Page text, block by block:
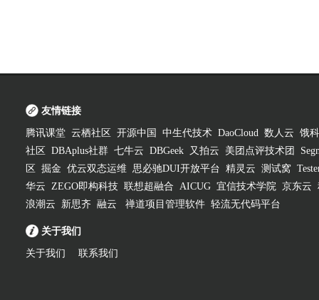
友情链接
腾讯课堂 云栖社区 开源中国 中生代技术 DaoCloud 数人云 饿
社区
DBAplus社群 七牛云 DBGeek 又拍云 美团点评技术团
区
掘金 优云双态运维 思必驰DUI开放平台 精灵云 测试窝
华云 ZEGO即构科技 联想超融合 AICUG 宜信技术学院 京东云
浪潮云
新思齐 融云 禅道项目管理软件 轻流无代码平台
关于我们
关于我们 联系我们